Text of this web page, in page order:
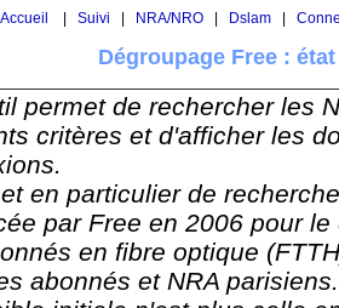
Accueil Suivi NRA/NRO| Dslam|
Dégroupage Free :
permet de rechercher les
critères et d'afficher les
en particulier de
par Free en 2006 pour
en fibre optique
abonnés et NRA parisiens.